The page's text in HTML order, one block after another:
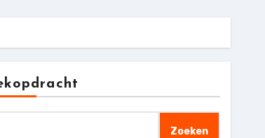
Zoeken